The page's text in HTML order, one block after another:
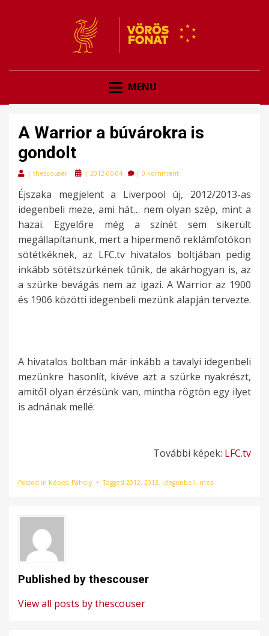
VÖRÖS FONAT
MENU
A Warrior a búvárokra is
gondolt
| thescouser
Posted
| 2012-06-04 | 0 komment
Éjszaka megjelent a Liverpool új, 2012/2013-as
idegenbeli meze, ami hát… nem olyan szép, mint a
hazai. Egyelőre még a színét sem sikerült
megállapítanunk, mert a hipermenő reklámfotókon
sötétkéknek, az LFC.tv hivatalos boltjában pedig
inkább sötétszürkének tűnik, de akárhogyan is, az
a szürke bevágás nem az igazi. A Warrior az 1900
és 1906 közötti idegenbeli mezünk alapján tervezte.
A hivatalos boltban már inkább a tavalyi idegenbeli
mezünkre hasonlít, kivéve azt a szürke nyakrészt,
amitől olyan érzésünk van, mintha rögtön egy ilyet
is adnának mellé:
További képek: LFC.tv
Posted in Képes, Páholy Tagged 2012, 2013, idegenbeli, mez
Published by thescouser
View all posts by thescouser